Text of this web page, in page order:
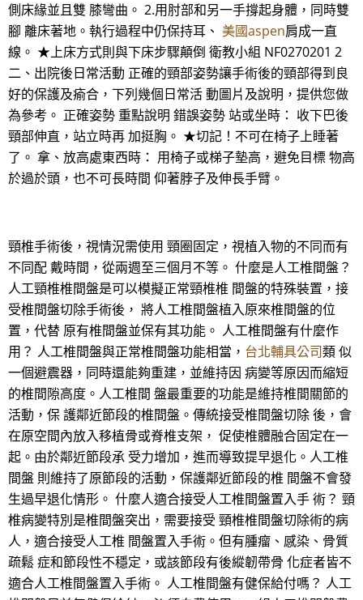
側床緣並且雙 膝彎曲。 2.用肘部和另一手撐起身體，同時雙
腳 離床著地。執行過程中仍保持耳、 美國aspen肩成一直
線。 ★上床方式則與下床步驟顛倒 衛教小組 NF0270201 2
二、出院後日常活動 正確的頸部姿勢讓手術後的頸部得到良
好的保護及瘉合，下列幾個日常活 動圖片及說明，提供您做
為參考。 正確姿勢 重點說明 錯誤姿勢 站或坐時： 收下巴後
頸部伸直，站立時再 加挺胸。 ★切記！不可在椅子上睡著
了。 拿、放高處東西時： 用椅子或梯子墊高，避免目標 物高
於過於頭，也不可長時間 仰著脖子及伸長手臂。
頸椎手術後，視情況需使用 頸圈固定，視植入物的不同而有
不同配 戴時間，從兩週至三個月不等。 什麼是人工椎間盤？
人工頸椎椎間盤是可以模擬正常頸椎椎 間盤的特殊裝置，接
受椎間盤切除手術後， 將人工椎間盤植入原來椎間盤的位
置，代替 原有椎間盤並保有其功能。 人工椎間盤有什麼作
用？ 人工椎間盤與正常椎間盤功能相當， 台北輔具公司類 似
一個避震器，同時還能夠重建，並維持因 病變等原因而縮短
的椎間隙高度。人工椎間 盤最重要的功能是維持椎間關節的
活動，保 護鄰近節段的椎間盤。傳統接受椎間盤切除 後，會
在原空間內放入移植骨或脊椎支架， 促使椎體融合固定在一
起。由於鄰近節段承 受力增加，進而導致提早退化。人工椎
間盤 則維持了原節段的活動，保護鄰近節段的椎 間盤不會發
生過早退化情形。 什麼人適合接受人工椎間盤置入手 術？ 頸
椎病變特別是椎間盤突出，需要接受 頸椎椎間盤切除術的病
人，適合接受人工椎 間盤置入手術。但有腫瘤、感染、骨質
疏鬆 症和節段性不穩定，或該節段有後縱韌帶骨 化症者皆不
適合人工椎間盤置入手術。 人工椎間盤有健保給付嗎？ 人工